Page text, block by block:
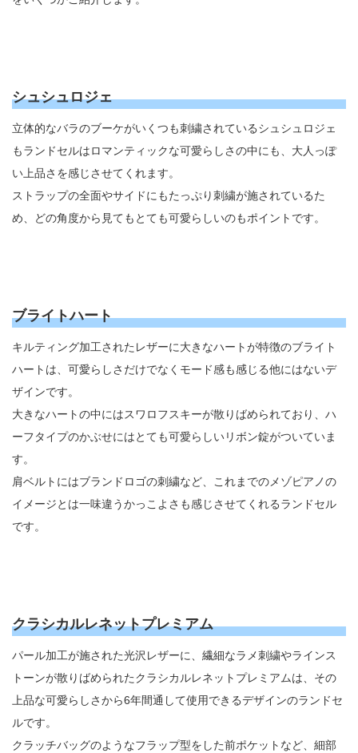
シュシュロジェ
立体的なバラのブーケがいくつも刺繍されているシュシュロジェ
もランドセルはロマンティックな可愛らしさの中にも、大人っぽ
い上品さを感じさせてくれます。
ストラップの全面やサイドにもたっぷり刺繍が施されているた
め、どの角度から見てもとても可愛らしいのもポイントです。
ブライトハート
キルティング加工されたレザーに大きなハートが特徴のブライト
ハートは、可愛らしさだけでなくモード感も感じる他にはないデ
ザインです。
大きなハートの中にはスワロフスキーが散りばめられており、ハ
ーフタイプのかぶせにはとても可愛らしいリボン錠がついていま
す。
肩ベルトにはブランドロゴの刺繍など、これまでのメゾピアノの
イメージとは一味違うかっこよさも感じさせてくれるランドセル
です。
クラシカルレネットプレミアム
パール加工が施された光沢レザーに、繊細なラメ刺繍やラインス
トーンが散りばめられたクラシカルレネットプレミアムは、その
上品な可愛らしさから6年間通して使用できるデザインのランドセ
ルです。
クラッチバッグのようなフラップ型をした前ポケットなど、細部